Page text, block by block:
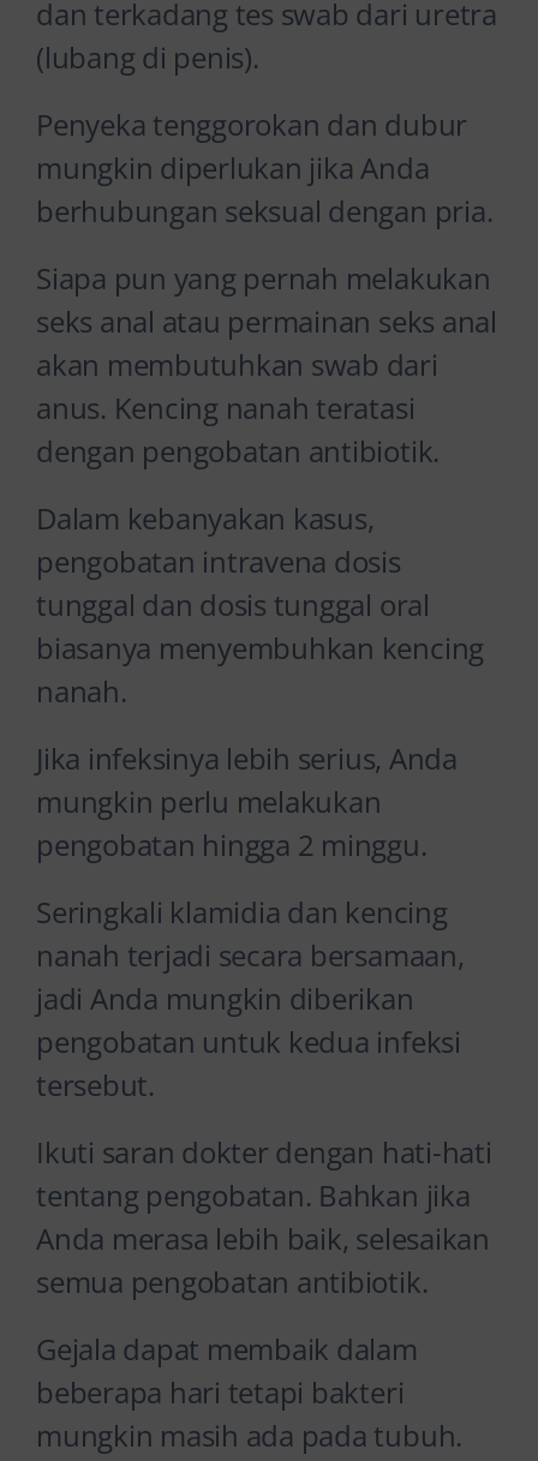
dan terkadang tes swab dari uretra
(lubang di penis).
Penyeka tenggorokan dan dubur
mungkin diperlukan jika Anda
berhubungan seksual dengan pria.
Siapa pun yang pernah melakukan
seks anal atau permainan seks anal
akan membutuhkan swab dari
anus. Kencing nanah teratasi
dengan pengobatan antibiotik.
Dalam kebanyakan kasus,
pengobatan intravena dosis
tunggal dan dosis tunggal oral
biasanya menyembuhkan kencing
nanah.
Jika infeksinya lebih serius, Anda
mungkin perlu melakukan
pengobatan hingga 2 minggu.
Seringkali klamidia dan kencing
nanah terjadi secara bersamaan,
jadi Anda mungkin diberikan
pengobatan untuk kedua infeksi
tersebut.
Ikuti saran dokter dengan hati-hati
tentang pengobatan. Bahkan jika
Anda merasa lebih baik, selesaikan
semua pengobatan antibiotik.
Gejala dapat membaik dalam
beberapa hari tetapi bakteri
mungkin masih ada pada tubuh.